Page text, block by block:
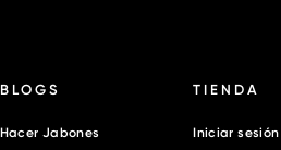
BLOGS
Hacer Jabones
TIENDA
Iniciar sesión